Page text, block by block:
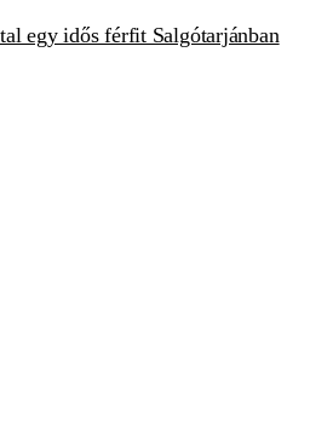
egy idős férfit Salgótarjánban